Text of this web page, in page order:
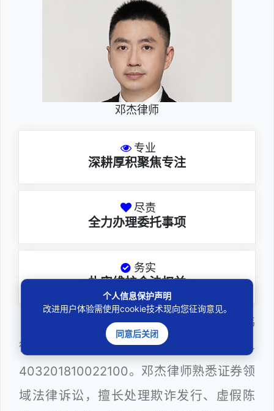
邓杰律师
专业
深耕厚积聚焦专注
尽责
全力办理委托事项
务实
扎实维护合法权益
邓杰律师，法律硕士，执业于北京市炜
衡（深圳）律师事务所，律师执业证号为14
403201810022100。邓杰律师熟悉证券领
域法律诉讼，擅长处理欺诈发行、虚假陈
个人信息保护声明
改进用户体验需使用cookie技术现向您征询意见。
同意后关闭